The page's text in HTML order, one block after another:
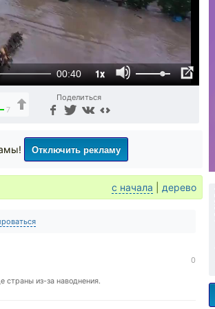
00:40 1x
7
Поделиться
Отключить рекламу
с начала дерево
0
страны из-за наводнения.